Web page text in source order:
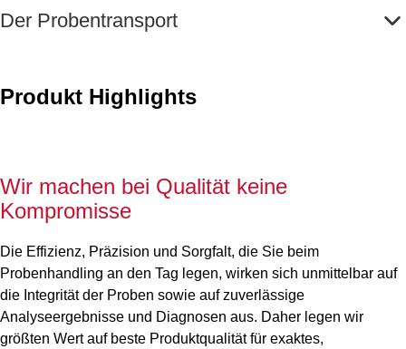
Der Probentransport
Produkt Highlights
Wir machen bei Qualität keine
Kompromisse
Die Effizienz, Präzision und Sorgfalt, die Sie beim
Probenhandling an den Tag legen, wirken sich unmittelbar auf
die Integrität der Proben sowie auf zuverlässige
Analyseergebnisse und Diagnosen aus. Daher legen wir
größten Wert auf beste Produktqualität für exaktes,